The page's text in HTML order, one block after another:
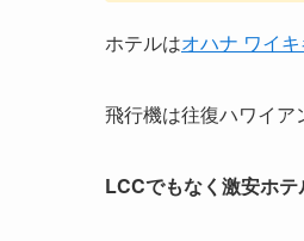
ホテルはオハナ ワイ
飛行機は往復ハワイア
LCCでもなく激安ホ